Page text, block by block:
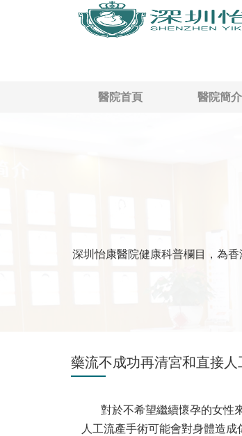
醫院首頁 醫院簡介
深圳怡康醫院健康科普欄目，為
藥流不成功再清宮和直接
對於不希望繼續懷孕的女性
人工流產手術可能會對身體造成